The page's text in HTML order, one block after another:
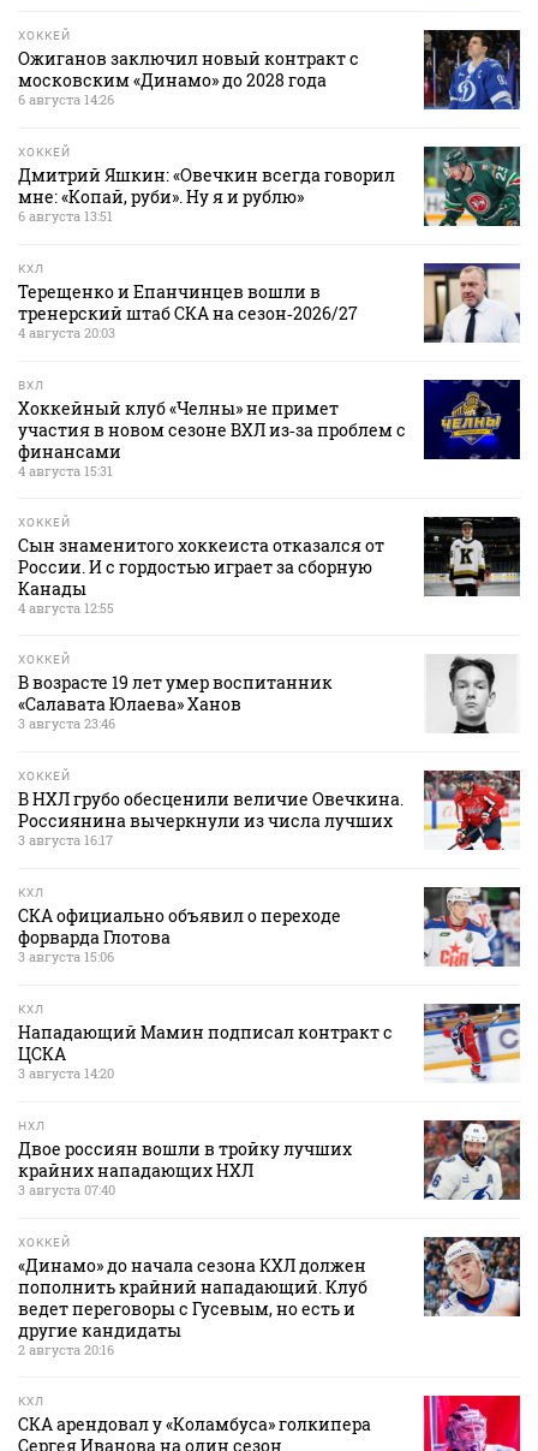
ХОККЕЙ
Ожиганов заключил новый контракт с
московским «Динамо» до 2028 года
6 августа 14:26
ХОККЕЙ
Дмитрий Яшкин: «Овечкин всегда говорил
мне: «Копай, руби». Ну я и рублю»
6 августа 13:51
КХЛ
Терещенко и Епанчинцев вошли в
тренерский штаб СКА на сезон‑2026/27
4 августа 20:03
ВХЛ
Хоккейный клуб «Челны» не примет
участия в новом сезоне ВХЛ из‑за проблем с
финансами
4 августа 15:31
ХОККЕЙ
Сын знаменитого хоккеиста отказался от
России. И с гордостью играет за сборную
Канады
4 августа 12:55
ХОККЕЙ
В возрасте 19 лет умер воспитанник
«Салавата Юлаева» Ханов
3 августа 23:46
ХОККЕЙ
В НХЛ грубо обесценили величие Овечкина.
Россиянина вычеркнули из числа лучших
3 августа 16:17
КХЛ
СКА официально объявил о переходе
форварда Глотова
3 августа 15:06
КХЛ
Нападающий Мамин подписал контракт с
ЦСКА
3 августа 14:20
НХЛ
Двое россиян вошли в тройку лучших
крайних нападающих НХЛ
3 августа 07:40
ХОККЕЙ
«Динамо» до начала сезона КХЛ должен
пополнить крайний нападающий. Клуб
ведет переговоры с Гусевым, но есть и
другие кандидаты
2 августа 20:16
КХЛ
СКА арендовал у «Коламбуса» голкипера
Сергея Иванова на один сезон